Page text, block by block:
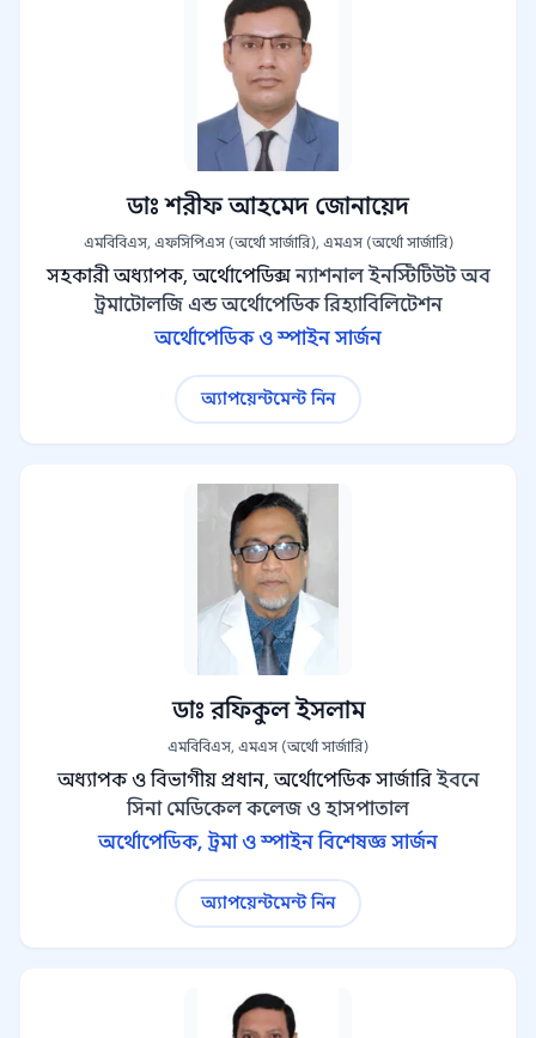
ডাঃ শরীফ আহমেদ জোনায়েদ
এমবিবিএস, এফসিপিএস (অর্থো সার্জারি), এমএস (অর্থো সার্জারি)
সহকারী অধ্যাপক, অর্থোপেডিক্স ন্যাশনাল ইনস্টিটিউট অব
ট্রমাটোলজি এন্ড অর্থোপেডিক রিহ্যাবিলিটেশন
অর্থোপেডিক ও স্পাইন সার্জন
অ্যাপয়েন্টমেন্ট নিন
ডাঃ রফিকুল ইসলাম
এমবিবিএস, এমএস (অর্থো সার্জারি)
অধ্যাপক ও বিভাগীয় প্রধান, অর্থোপেডিক সার্জারি ইবনে
সিনা মেডিকেল কলেজ ও হাসপাতাল
অর্থোপেডিক, ট্রমা ও স্পাইন বিশেষজ্ঞ সার্জন
অ্যাপয়েন্টমেন্ট নিন